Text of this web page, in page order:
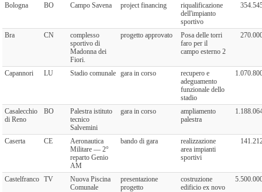
Bologna BO Campo Savena project financing
riqualificazione
dell'impianto
sportivo
Bra CN
complesso
sportivo di
Madonna dei
Fiori.
progetto approvato
Posa delle torri
faro per il
campo esterno 2
Capannori LU Stadio comunale gara in corso
recupero e
adeguamento
funzionale dello
stadio
Casalecchio
di Reno
BO
Palestra istituto
tecnico
Salvemini
gara in corso
ampliamento
palestra
Caserta CE
Aeronautica
Militare — 2°
reparto Genio
AM
bando di gara
realizzazione
area impianti
sportivi
Castelfranco TV
Nuova Piscina
Comunale
presentazione
progetto
costruzione
edificio ex novo